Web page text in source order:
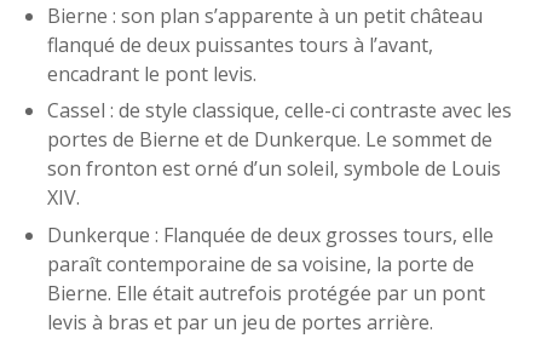
Bierne : son plan s’apparente à un petit château
flanqué de deux puissantes tours à l’avant,
encadrant le pont levis.
Cassel : de style classique, celle-ci contraste avec les
portes de Bierne et de Dunkerque. Le sommet de
son fronton est orné d’un soleil, symbole de Louis
XIV.
Dunkerque : Flanquée de deux grosses tours, elle
paraît contemporaine de sa voisine, la porte de
Bierne. Elle était autrefois protégée par un pont
levis à bras et par un jeu de portes arrière.